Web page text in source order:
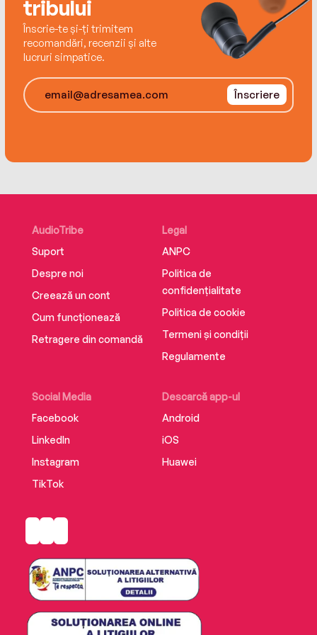
tribului
Înscrie-te și-ți trimitem
recomandări, recenzii și alte
lucruri simpatice.
Înscriere
AudioTribe
Suport
Despre noi
Creează un cont
Cum funcționează
Retragere din comandă
Social Media
Facebook
LinkedIn
Instagram
TikTok
Descarcă app-ul
Android
iOS
Huawei
Legal
ANPC
Politica de
confidențialitate
Politica de cookie
Termeni și condiții
Regulamente